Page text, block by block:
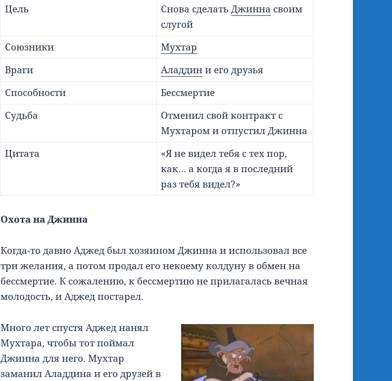
Цель
Снова сделатьДжинна своим
слугой
Союзники
Мухтар
Враги
Аладдини его друзья
Способности
Бессмертие
Судьба
Отменил свой контракт с
Мухтаром и отпустил Джинна
Цитата
«Я не видел тебя с тех пор,
как… а когда я в последний
раз тебя видел?»
Охота на Джинна
Когда-то давно Аджед был хозяином Джинна и использовал все
три желания, а потом продал его некоему колдуну в обмен на
бессмертие. К сожалению, к бессмертию не прилагалась вечная
молодость, и Аджед постарел.
Много лет спустя Аджед нанял
Мухтара, чтобы тот поймал
Джинна для него. Мухтар
заманил Аладдина и его друзей в